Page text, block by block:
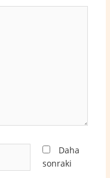
Daha
sonraki